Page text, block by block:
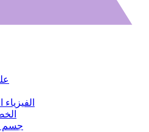
الفيزياء
جسم